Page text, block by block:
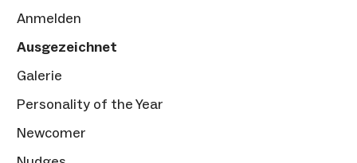
Anmelden
Ausgezeichnet
Galerie
Personality of the Year
Newcomer